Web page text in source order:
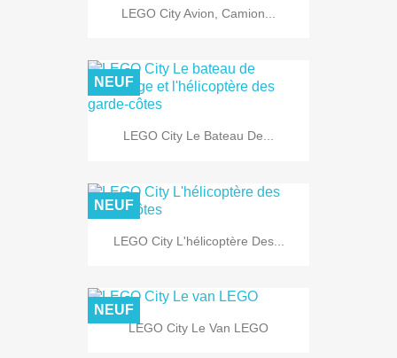
LEGO City Avion, Camion...
LEGO City Le Bateau De...
NEUF
LEGO City L'hélicoptère Des...
NEUF
LEGO City Le Van LEGO
NEUF